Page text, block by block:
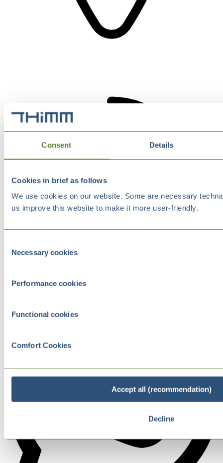
Consent Details
Cookies in brief as follows
We use cookies on our website. Some are necessary
us improve this website to make it more user-friendly.
Selection
Necessary cookies
Performance cookies
Functional cookies
Comfort Cookies
Accept all (recommendation)
Decline